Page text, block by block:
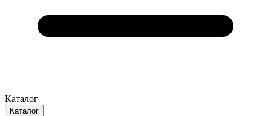
Каталог
Каталог